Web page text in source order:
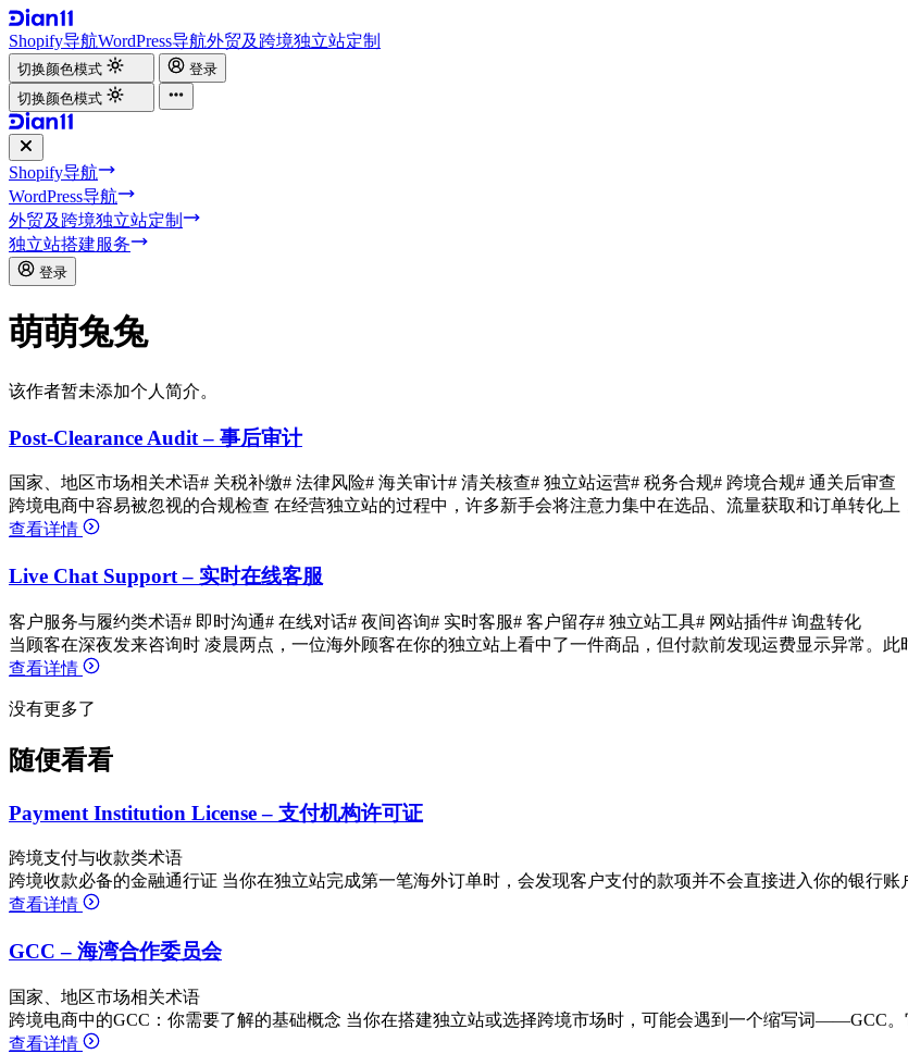
Shopify导航WordPress导航外贸及跨境独立站定制
切换颜色模式
登录
切换颜色模式
Shopify导航
WordPress导航
外贸及跨境独立站定制
独立站搭建服务
登录
萌萌兔兔
该作者暂未添加个人简介。
Post-Clearance Audit – 事后审计
国家、地区市场相关术语# 关税补缴# 法律风险# 海关审计# 清关核查# 独立站运营# 税务合规# 跨境合规# 通关后审查
跨境电商中容易被忽视的合规检查 在经营独立站的过程中，许多新手会将注意力集中在选品、流量获取和订单转化
查看详情
Live Chat Support – 实时在线客服
客户服务与履约类术语# 即时沟通# 在线对话# 夜间咨询# 实时客服# 客户留存# 独立站工具# 网站插件# 询盘转化
当顾客在深夜发来咨询时 凌晨两点，一位海外顾客在你的独立站上看中了一件商品，但付款前发现运费显示异常。
查看详情
没有更多了
随便看看
Payment Institution License – 支付机构许可证
跨境支付与收款类术语
跨境收款必备的金融通行证 当你在独立站完成第一笔海外订单时，会发现客户支付的款项并不会直接进入你的银行
查看详情
GCC – 海湾合作委员会
国家、地区市场相关术语
跨境电商中的GCC：你需要了解的基础概念 当你在搭建独立站或选择跨境市场时，可能会遇到一个缩写词——GCC
查看详情